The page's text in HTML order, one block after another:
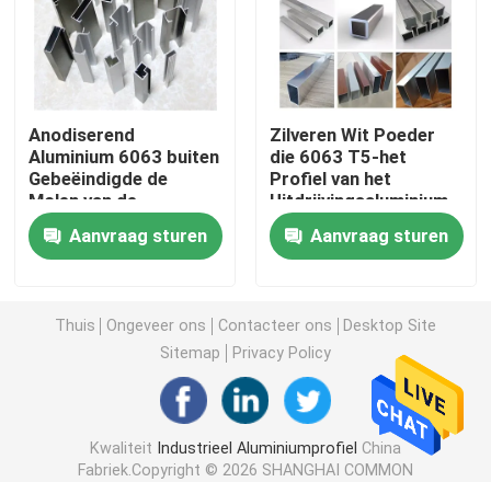
Het anodiseren Aluminiumprofiel
Aangepast Aluminiumprofiel
CNC Aluminiumprofiel
De Toebehoren van het aluminiumprofiel
6061 aluminiumblad
uitgedreven aluminiumbar
De Buis van de aluminiumuitdrijving
Anodiserend
Aluminium 6063 buiten
Gebeëindigde de
Molen van de
Hoekuitdrijving
Aanvraag sturen
Zilveren Wit Poeder
die 6063 T5-het
Profiel van het
Uitdrijvingsaluminium
met een laag bedekken
Aanvraag sturen
Thuis Ongeveer ons Contacteer ons
Desktop Site
Sitemap
Privacy Policy
Kwaliteit Industrieel Aluminiumprofiel China
Fabriek.Copyright © 2026 SHANGHAI COMMON